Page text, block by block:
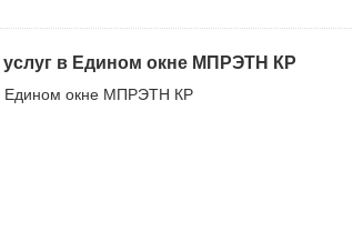
в Едином окне МПРЭТН КР
Едином окне МПРЭТН КР